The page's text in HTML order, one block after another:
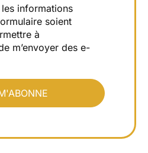
les informations
soient
à
m’envoyer des e-